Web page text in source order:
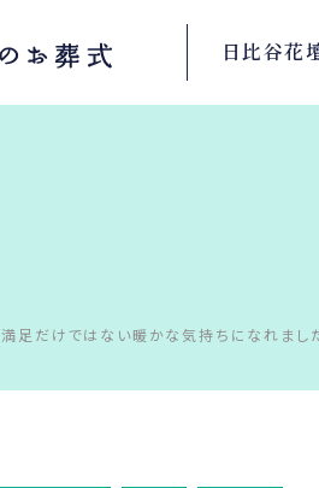
日比谷花
満足だけではない暖かな気持ちになれました